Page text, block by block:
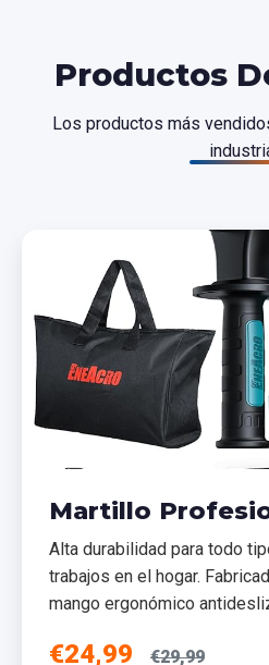
Productos
Los productos más
Martillo
Alta durabilidad para todo
trabajos en el hogar.
mango ergonómico
€24,99 €29,99